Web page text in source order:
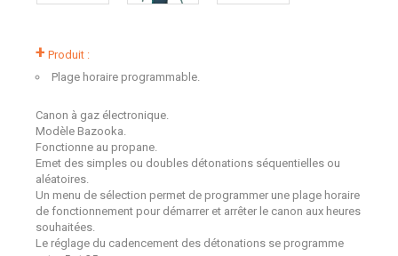
+ Produit :
Plage horaire programmable.
Canon à gaz électronique.
Modèle Bazooka.
Fonctionne au propane.
Emet des simples ou doubles détonations séquentielles ou
aléatoires.
Un menu de sélection permet de programmer une plage horaire
de fonctionnement pour démarrer et arrêter le canon aux heures
souhaitées.
Le réglage du cadencement des détonations se programme